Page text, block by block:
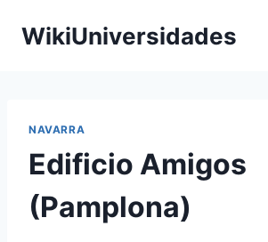
WikiUniversidades
NAVARRA
Edificio Amigos
(Pamplona)